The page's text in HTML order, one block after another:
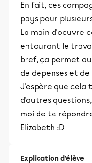
En fait, ces
pays pour
La main d'oeuvre
entourant le
bref, ça permet
de dépenses et
J'espère que cela
d'autres
moi de te
Elizabeth :D
Explication d’élève